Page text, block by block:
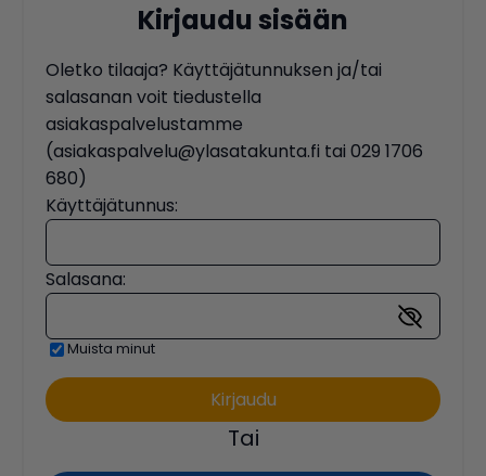
Kirjaudu sisään
Oletko tilaaja? Käyttäjätunnuksen ja/tai
salasanan voit tiedustella
asiakaspalvelustamme
(asiakaspalvelu@ylasatakunta.fi tai 029 1706
680)
Käyttäjätunnus:
Salasana:
Muista minut
Tai